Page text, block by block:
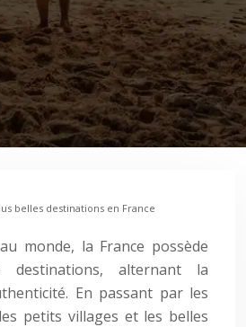
belles destinations en France
monde, la France possède
alternant la
En passant par les
petits villages et les belles